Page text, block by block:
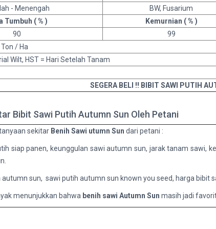
- Menengah
BW, Fusarium
Tumbuh ( % )
Kemurnian ( % )
90
99
/ Ha
Wilt, HST = Hari Setelah Tanam
SEGERA BELI !! BIBIT SAWI PUTIH
Bibit Sawi Putih Autumn Sun Oleh Petani
sekitar Benih Sawi utumn Sun dari petani :
siap panen, keunggulan sawi autumn sun, jarak tanam sawi,
autumn sun, sawi putih autumn sun known you seed, harga bibit
menunjukkan bahwa benih sawi Autumn Sun masih jadi